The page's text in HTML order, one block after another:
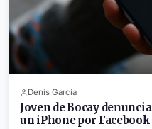
Denis García
Joven de Bocay
un iPhone por Facebook